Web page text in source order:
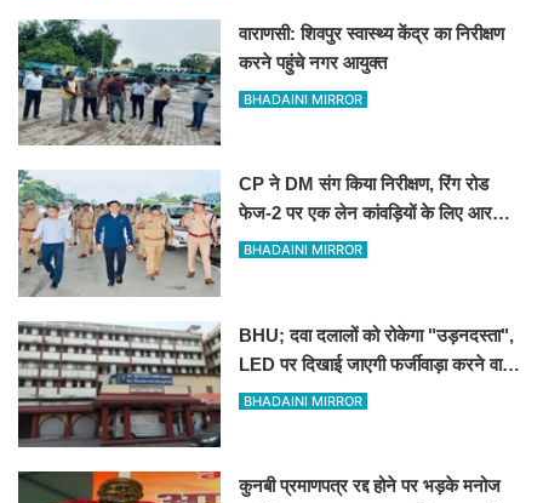
वाराणसी: शिवपुर स्वास्थ्य केंद्र का निरीक्षण
करने पहुंचे नगर आयुक्त
BHADAINI MIRROR
CP ने DM संग किया निरीक्षण, रिंग रोड
फेज-2 पर एक लेन कांवड़ियों के लिए आरक्षित
रखने के निर्देश
BHADAINI MIRROR
BHU; दवा दलालों को रोकेगा "उड़नदस्ता",
LED पर दिखाई जाएगी फर्जीवाड़ा करने वालों
की तस्वीर
BHADAINI MIRROR
कुनबी प्रमाणपत्र रद्द होने पर भड़के मनोज